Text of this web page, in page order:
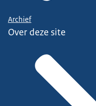
Archief
Over deze site